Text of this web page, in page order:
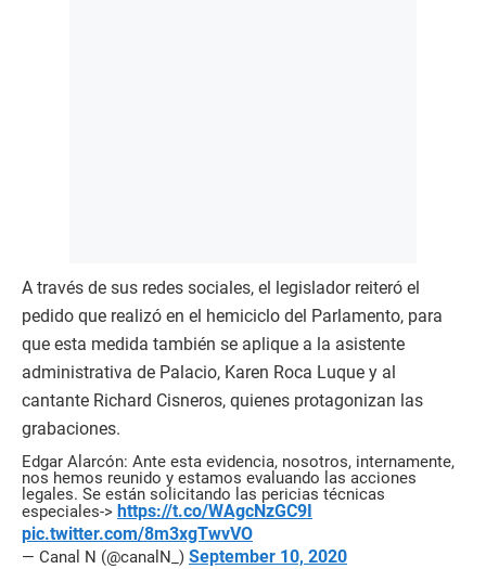
A través de sus redes sociales, el legislador reiteró el
pedido que realizó en el hemiciclo del Parlamento, para
que esta medida también se aplique a la asistente
administrativa de Palacio, Karen Roca Luque y al
cantante Richard Cisneros, quienes protagonizan las
grabaciones.
Edgar Alarcón: Ante esta evidencia, nosotros, internamente,
nos hemos reunido y estamos evaluando las acciones
legales. Se están solicitando las pericias técnicas
especiales-> https://t.co/WAgcNzGC9I
pic.twitter.com/8m3xgTwvVO
— Canal N (@canalN_) September 10, 2020